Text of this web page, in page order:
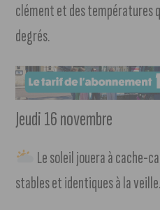
clément et des températures
degrés.
Jeudi 16 novembre
Le soleil jouera à cache-
stables et identiques à la veille.